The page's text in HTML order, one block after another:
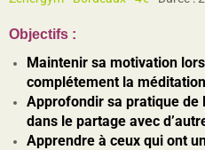
Objectifs :
Maintenir sa motivation
complétement la
Approfondir sa pratique de
dans le partage avec
Apprendre à ceux qui ont